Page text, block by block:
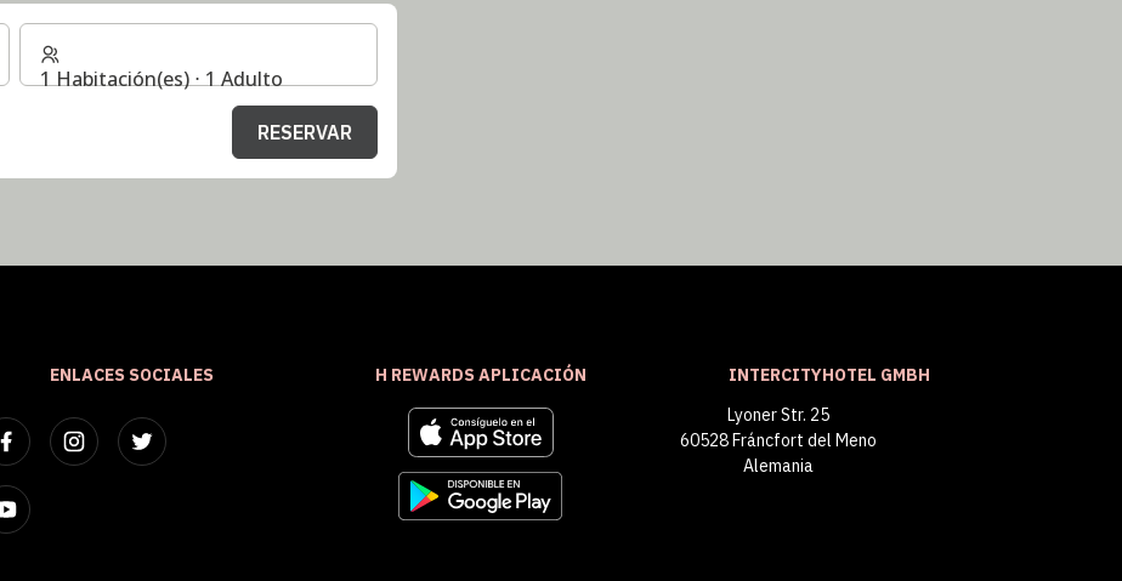
1 Habitación(es) ⋅ 1 Adulto
RESERVAR
ENLACES SOCIALES H REWARDS APLICACIÓN
INTERCITYHOTEL GMBH
Lyoner Str. 25
60528 Fráncfort del Meno
Alemania